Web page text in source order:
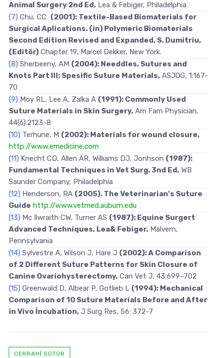
Animal Surgery 2nd Ed,Lea & Febiger, Philadelphia
(7) Chu, CC (2001): Textile-Based Biomaterials for
Surgical Aplications. (in) Polymeric Biomaterials
Second Edition Revised and Expanded, S. Dumitriu,
(Editör)Chapter 19, Marcel Dekker, New York.
(8) Sherbeeny, AM (2004): Needdles, Sutures and
Knots Part III: Spesific Suture Materials,ASJOG, 1:167-
70
(9) Moy RL, Lee A, Zalka A (1991): Commonly Used
Suture Materials in Skin Surgery,Am Fam Physician,
44(6):2123-8
(10) Terhune, M (2002): Materials for wound closure,
http://www.emedicine.com
(11) Knecht CD, Allen AR, Willıams DJ, Jonhson (1987):
Fundamental Techniques in Vet Surg, 3nd Ed,WB
Saunder Company, Philadelphia
(12) Henderson, RA (2005). The Veterinarian’s Suture
Guide http://www.vetmed.auburn.edu
(13) Mc Ilwraith CW, Turner AS (1987): Equine Surgert
Advanced Techniques, Lea& Febiger,Malvern,
Pennsylvania
(14) Sylvestre A, Wilson J, Hare J (2002): A Comparison
of 2 Different Suture Patterns for Skin Closure of
Canine Ovariohysterectomy,Can Vet J, 43:699–702
(15) Greenwald D, Albear P, Gotlieb L (1994): Mechanical
Comparison of 10 Suture Materials Before and After
in Vivo İncubation,J Surg Res, 56: 372-7
CERRAHI SÜTÜR